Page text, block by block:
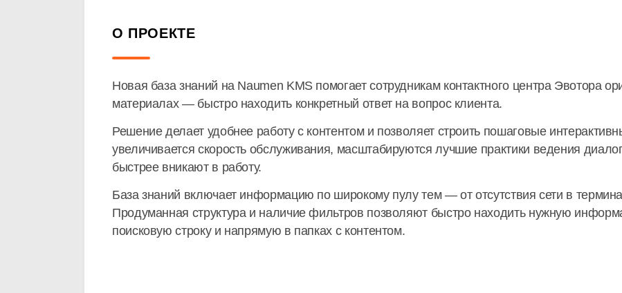
О ПРОЕКТЕ
Новая база знаний на Naumen KMS помогает сотрудникам контактного центра Эвотора
материалах — быстро находить конкретный ответ на вопрос клиента.
Решение делает удобнее работу с контентом и позволяет строить пошаговые
увеличивается скорость обслуживания, масштабируются лучшие практики ведения
быстрее вникают в работу.
База знаний включает информацию по широкому пулу тем — от отсутствия сети в
Продуманная структура и наличие фильтров позволяют быстро находить нужную
поисковую строку и напрямую в папках с контентом.